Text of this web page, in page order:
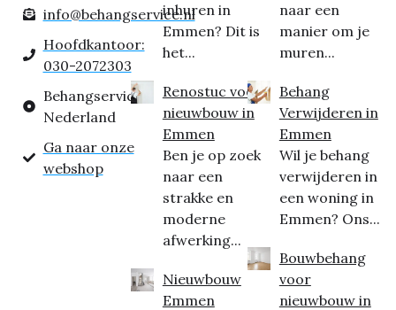
info@behangservice.nl
Hoofdkantoor:
030-2072303
Behangservice
Nederland
Ga naar onze
webshop
inhuren in
Emmen? Dit is
het...
Renostuc voor
nieuwbouw in
Emmen
Ben je op zoek
naar een
strakke en
moderne
afwerking...
Nieuwbouw
Emmen
naar een
manier om je
muren...
Behang
Verwijderen in
Emmen
Wil je behang
verwijderen in
een woning in
Emmen? Ons...
Bouwbehang
voor
nieuwbouw in